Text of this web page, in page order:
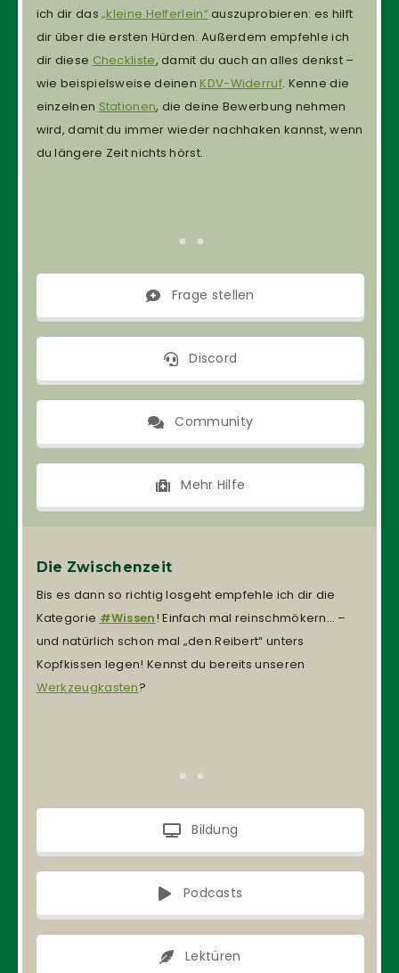
ich dir das„kleine Helferlein“auszuprobieren: es hilft
dir über die ersten Hürden. Außerdem empfehle ich
dir diese Checkliste, damit du auch an alles denkst –
wie beispielsweise deinenKDV-Widerruf. Kenne die
einzelnen Stationen, die deine Bewerbung nehmen
wird, damit du immer wieder nachhaken kannst, wenn
du längere Zeit nichts hörst.
Frage stellen
Discord
Community
Mehr Hilfe
Die Zwischenzeit
Bis es dann so richtig losgeht empfehle ich dir die
Kategorie #Wissen! Einfach mal reinschmökern… –
und natürlich schon mal „den Reibert“ unters
Kopfkissen legen! Kennst du bereits unseren
Werkzeugkasten?
Bildung
Podcasts
Lektüren